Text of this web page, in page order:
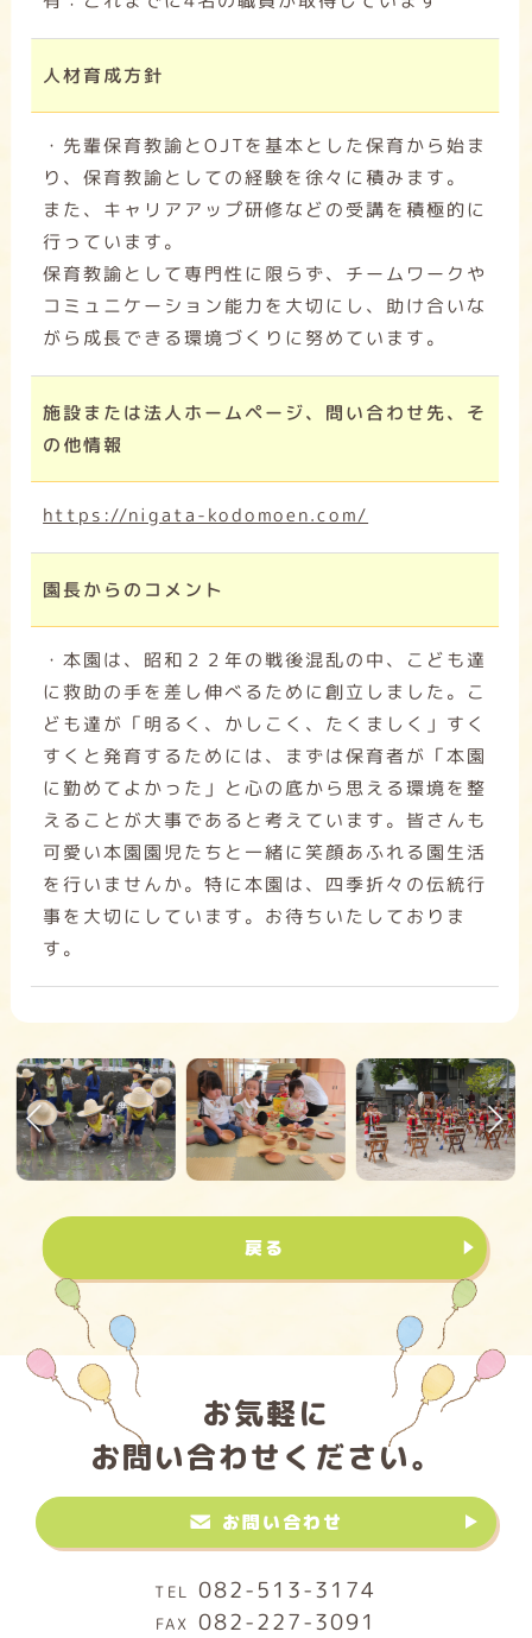
人材育成方針
・先輩保育教諭とOJTを基本とした保育から始ま
り、保育教諭としての経験を徐々に積みます。
また、キャリアアップ研修などの受講を積極的に
行っています。
保育教諭として専門性に限らず、チームワークや
コミュニケーション能力を大切にし、助け合いな
がら成長できる環境づくりに努めています。
施設または法人ホームページ、問い合わせ先、そ
の他情報
https://nigata-kodomoen.com/
園長からのコメント
・本園は、昭和２２年の戦後混乱の中、こども達
に救助の手を差し伸べるために創立しました。こ
ども達が「明るく、かしこく、たくましく」すく
すくと発育するためには、まずは保育者が「本園
に勤めてよかった」と心の底から思える環境を整
えることが大事であると考えています。皆さんも
可愛い本園園児たちと一緒に笑顔あふれる園生活
を行いませんか。特に本園は、四季折々の伝統行
事を大切にしています。お待ちいたしておりま
す。
戻る
お気軽に
お問い合わせください。
お問い合わせ
082-513-3174
082-227-3091